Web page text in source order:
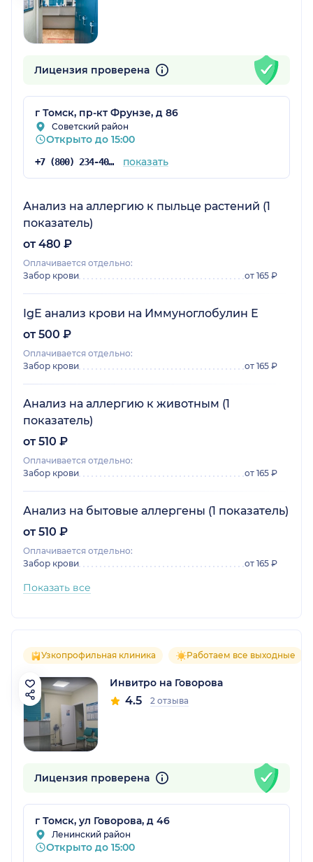
Лицензия проверена
г Томск, пр-кт Фрунзе, д 86
Советский район
Открыто до 15:00
+7 (800) 234-40-50 показать
Анализ на аллергию к пыльце растений (1
показатель)
от 480 ₽
Оплачивается отдельно:
Забор крови
от 165 ₽
IgE анализ крови на Иммуноглобулин Е
от 500 ₽
Оплачивается отдельно:
Забор крови
от 165 ₽
Анализ на аллергию к животным (1
показатель)
от 510 ₽
Оплачивается отдельно:
Забор крови
от 165 ₽
Анализ на бытовые аллергены (1 показатель)
от 510 ₽
Оплачивается отдельно:
Забор крови
от 165 ₽
Показать все
Узкопрофильная клиника Работаем все выходные
Инвитро на Говорова
4.5 2 отзыва
Лицензия проверена
г Томск, ул Говорова, д 46
Ленинский район
Открыто до 15:00